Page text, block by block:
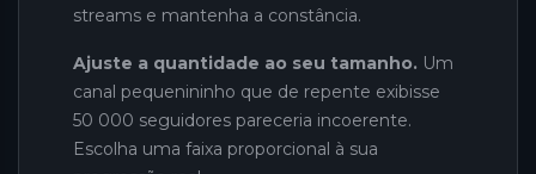
streams e mantenha a constância.
Ajuste a quantidade ao seu tamanho. Um
canal pequenininho que de repente exibisse
50 000 seguidores pareceria incoerente.
Escolha uma faixa proporcional à sua